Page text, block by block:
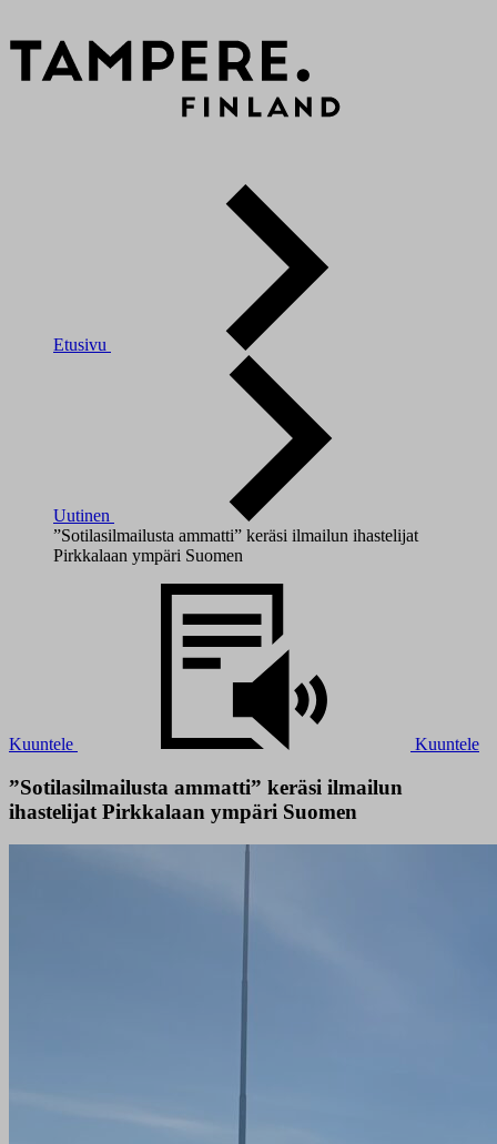
Etusivu
Uutinen
”Sotilasilmailusta ammatti” keräsi ilmailun ihastelijat
Pirkkalaan ympäri Suomen
Kuuntele Kuuntele
”Sotilasilmailusta ammatti” keräsi ilmailun
ihastelijat Pirkkalaan ympäri Suomen